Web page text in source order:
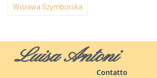
Wisława Szymborska
Luisa Antoni
Contatto